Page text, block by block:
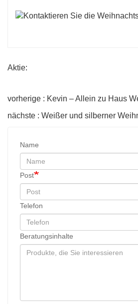
Aktie:
vorherige : Kevin – Allein zu Haus
nächste : Weißer und silberner
Name
Post
Telefon
Beratungsinhalte